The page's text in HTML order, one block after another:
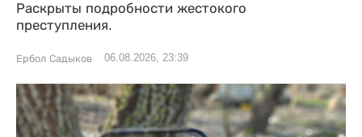
Раскрыты подробности жестокого
преступления.
Ербол Садыков 06.08.2026, 23:39